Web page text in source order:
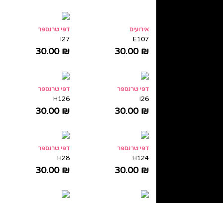
אירועים
E107
30.00 ₪
דפי טרנספר
I27
30.00 ₪
דפי טרנספר
I26
30.00 ₪
דפי טרנספר
H126
30.00 ₪
דפי טרנספר
H124
30.00 ₪
דפי טרנספר
H28
30.00 ₪